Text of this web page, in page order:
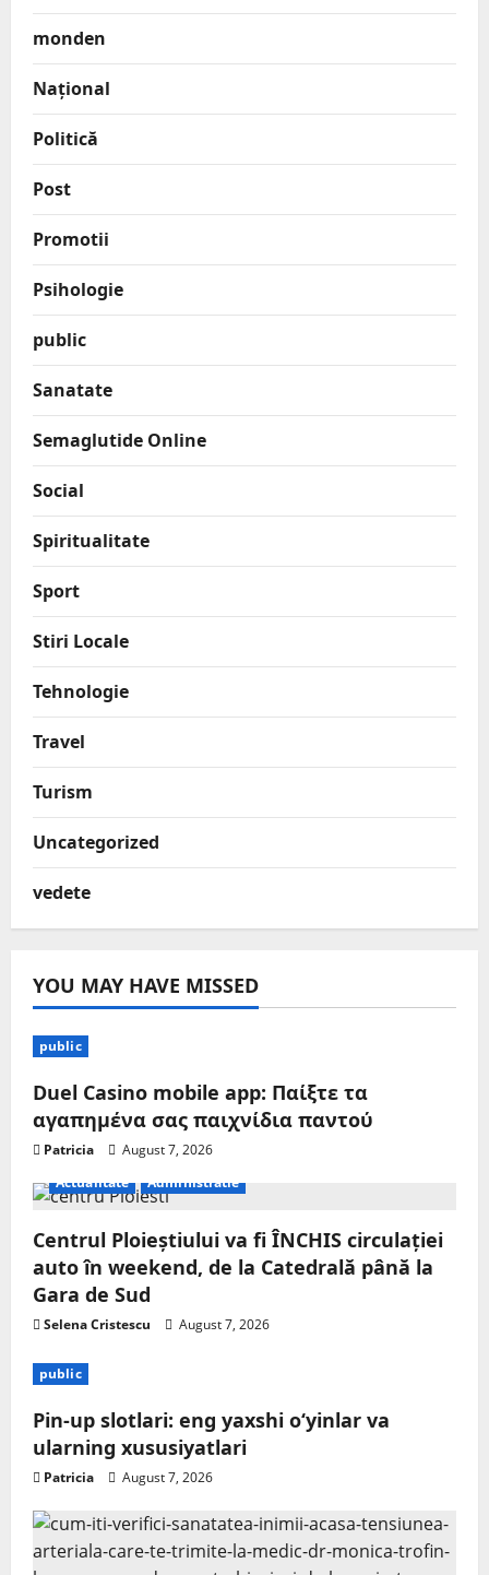
monden
Național
Politică
Post
Promotii
Psihologie
public
Sanatate
Semaglutide Online
Social
Spiritualitate
Sport
Stiri Locale
Tehnologie
Travel
Turism
Uncategorized
vedete
YOU MAY HAVE MISSED
public
Duel Casino mobile app: Παίξτε τα
αγαπημένα σας παιχνίδια παντού
Patricia
August 7, 2026
Actualitate
Administratie
Centrul Ploieștiului va fi ÎNCHIS circulației
auto în weekend, de la Catedrală până la
Gara de Sud
Selena Cristescu August 7, 2026
public
Pin-up slotlari: eng yaxshi o‘yinlar va
ularning xususiyatlari
Patricia August 7, 2026